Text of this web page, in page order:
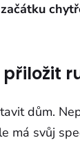
dům.
má svůj